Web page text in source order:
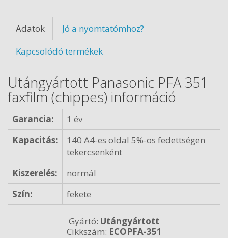
Adatok
Jó a nyomtatómhoz?
Kapcsolódó termékek
Utángyártott Panasonic PFA 351
faxfilm (chippes) információ
Garancia:
1 év
Kapacitás:
140 A4-es oldal 5%-os fedettségen
tekercsenként
Kiszerelés:
normál
Szín:
fekete
Gyártó: Utángyártott
Cikkszám: ECOPFA-351